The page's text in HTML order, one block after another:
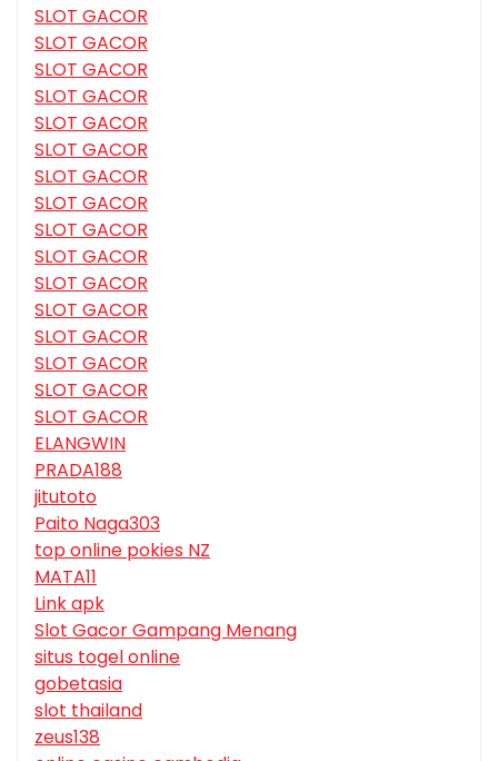
SLOT GACOR
SLOT GACOR
SLOT GACOR
SLOT GACOR
SLOT GACOR
SLOT GACOR
SLOT GACOR
SLOT GACOR
SLOT GACOR
SLOT GACOR
SLOT GACOR
SLOT GACOR
SLOT GACOR
SLOT GACOR
SLOT GACOR
SLOT GACOR
ELANGWIN
PRADA188
jitutoto
Paito Naga303
top online pokies NZ
MATA11
Link apk
Slot Gacor Gampang Menang
situs togel online
gobetasia
slot thailand
zeus138